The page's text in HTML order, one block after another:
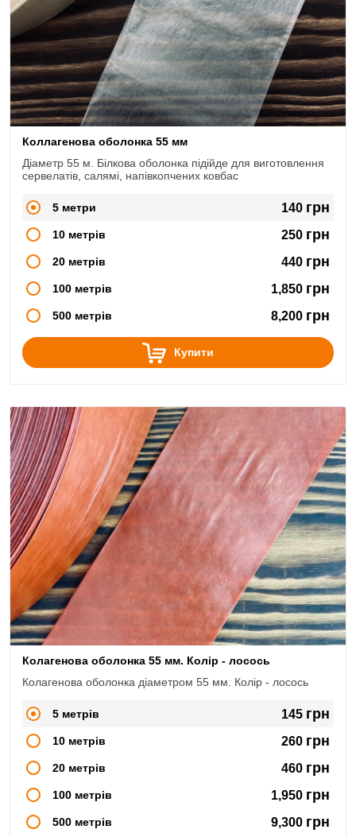
Коллагенова оболонка 55 мм
Діаметр 55 м. Білкова оболонка підійде для виготовлення
сервелатів, салямі, напівкопчених ковбас
5 метри 140 грн
10 метрів 250 грн
20 метрів 440 грн
100 метрів 1,850 грн
500 метрів 8,200 грн
Купити
Колагенова оболонка 55 мм. Колір - лосось
5 метрів 145 грн
10 метрів 260 грн
20 метрів 460 грн
100 метрів 1,950 грн
500 метрів 9,300 грн